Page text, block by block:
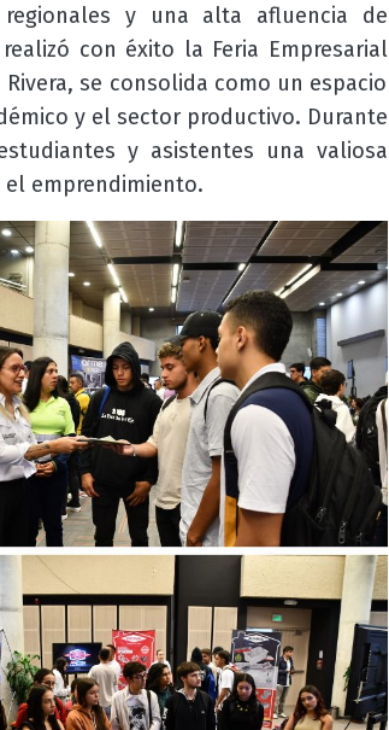
y una alta afluencia de
con éxito la Feria Empresarial
se consolida como un espacio
y el sector productivo. Durante
y asistentes una valiosa
emprendimiento.